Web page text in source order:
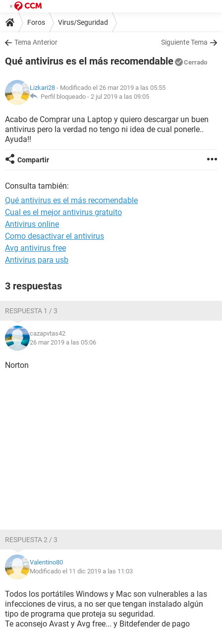
Foros Virus/Seguridad
Tema Anterior Siguiente Tema
Qué antivirus es el más recomendable Cerrado
Lizkari28 - Modificado el 26 mar 2019 a las 05:55
Perfil bloqueado - 2 jul 2019 a las 09:05
Acabo de Comprar una Laptop y quiero descargar un buen
antivirus pero la verdad no tengo ni idea de cual ponerle..
Ayuda!!
Compartir
Consulta también:
Qué antivirus es el más recomendable
Cual es el mejor antivirus gratuito
Antivirus online
Como desactivar el antivirus
Avg antivirus free
Antivirus para usb
3 respuestas
RESPUESTA 1 / 3
cazapvtas42
26 mar 2019 a las 05:06
Norton
RESPUESTA 2 / 3
Valentino80
Modificado el 11 dic 2019 a las 11:03
Todos los portátiles Windows y Mac son vulnerables a las
infecciones de virus, a no ser que tengan instalado algún
tipo de programa que proteja su seguridad.
Te aconsejo Avast y Avg free... y Bitdefender de pago